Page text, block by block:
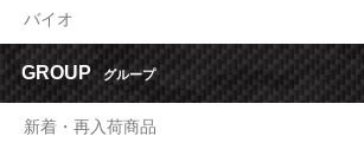
バイオ
GROUP グループ
新着・再入荷商品